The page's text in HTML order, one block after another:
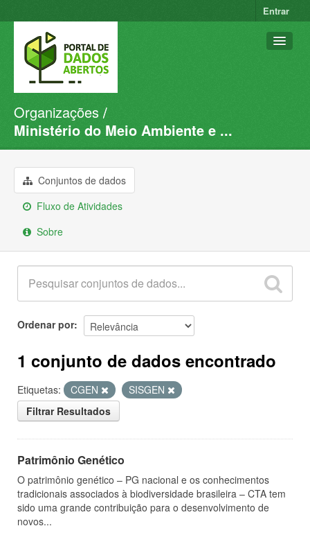
Entrar
Conjuntos de dados
Organizações
Sobre
Organizações
Ministério do Meio Ambiente e ...
Conjuntos de dados
Fluxo de Atividades
Sobre
Ordenar por
1 conjunto de dados encontrado
Etiquetas: CGEN
SISGEN
Filtrar Resultados
Patrimônio Genético
O patrimônio genético – PG nacional e os conhecimentos
tradicionais associados à biodiversidade brasileira – CTA tem
sido uma grande contribuição para o desenvolvimento de
novos...